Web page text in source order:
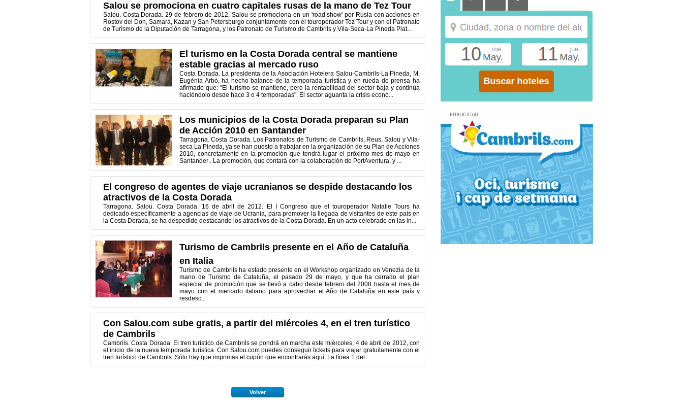
Salou se promociona en cuatro capitales rusas de la mano de Tez Tour
Salou. Costa Dorada. 29 de febrero de 2012. Salou se promociona en un 'road show' por Rusia con acciones en
Rostov del Don, Samara, Kazan y San Petersburgo conjuntamente con el touroperador Tez Tour y con el Patronato
de Turismo de la Diputación de Tarragona, y los Patronato de Turismo de Cambrils y Vila-Seca-La Pineda Plat...
El turismo en la Costa Dorada central se mantiene
estable gracias al mercado ruso
Costa Dorada. La presidenta de la Asociación Hotelera Salou-Cambrils-La Pineda, M.
Eugènia Arbó, ha hecho balance de la temporada turística y en rueda de prensa ha
afirmado que: "El turismo se mantiene, pero la rentabilidad del sector baja y continúa
haciéndolo desde hace 3 o 4 temporadas". El sector aguanta la crisis econó...
Los municipios de la Costa Dorada preparan su Plan
de Acción 2010 en Santander
Tarragona. Costa Dorada. Los Patronatos de Turismo de Cambrils, Reus, Salou y Vila-
seca La Pineda, ya se han puesto a trabajar en la organización de su Plan de Acciones
2010, concretamente en la promoción que tendrá lugar el próximo mes de mayo en
Santander . La promoción, que contará con la colaboración de PortAventura, y ...
El congreso de agentes de viaje ucranianos se despide destacando los
atractivos de la Costa Dorada
Tarragona. Salou. Costa Dorada. 16 de abril de 2012. El I Congreso que el touroperador Natalie Tours ha
dedicado específicamente a agencias de viaje de Ucrania, para promover la llegada de visitantes de este país en
la Costa Dorada, se ha despedido destacando los atractivos de la Costa Dorada. En un acto celebrado en las in...
Turismo de Cambrils presente en el Año de Cataluña
en Italia
Turismo de Cambrils ha estado presente en el Workshop organizado en Venezia de la
mano de Turismo de Cataluña, el pasado 29 de mayo, y que ha cerrado el plan
especial de promoción que se llevó a cabo desde febrero del 2008 hasta el mes de
mayo con el mercado italiano para aprovechar el Año de Cataluña en este país y
resdesc...
Con Salou.com sube gratis, a partir del miércoles 4, en el tren turístico
de Cambrils
Cambrils. Costa Dorada. El tren turístico de Cambrils se pondrá en marcha este miércoles, 4 de abril de 2012, con
el inicio de la nueva temporada turística. Con Salou.com puedes conseguir tickets para viajar gratuitamente con el
tren turístico de Cambrils. Sólo hay que imprimas el cupón que encontrarás aquí. La línea 1 del ...
Volver